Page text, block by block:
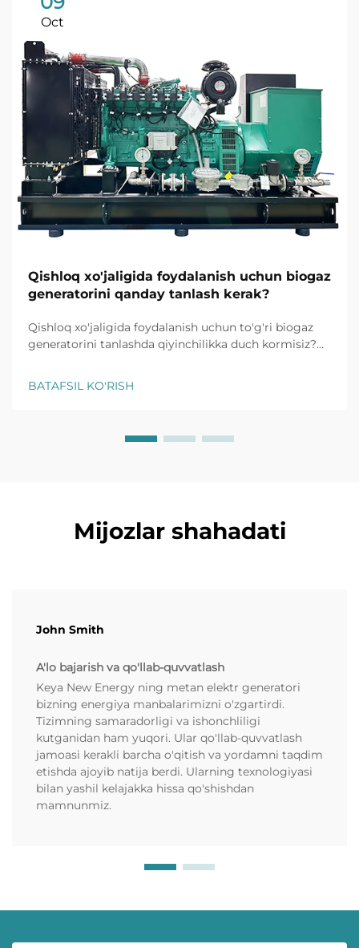
Oct
Qishloq xo'jaligida foydalanish uchun biogaz
generatorini qanday tanlash kerak?
Qishloq xo'jaligida foydalanish uchun to'g'ri biogaz
generatorini tanlashda qiyinchilikka duch kormisiz?
haqida ma'lumot oling. Bepul xaridorga nazorat
BATAFSIL KO'RISH
Mijozlar shahadati
John Smith
A'lo bajarish va qo'llab-quvvatlash
Keya New Energy ning metan elektr generatori
bizning energiya manbalarimizni o'zgartirdi.
Tizimning samaradorligi va ishonchliligi
kutganidan ham yuqori. Ular qo'llab-quvvatlash
jamoasi kerakli barcha o'qitish va yordamni taqdim
etishda ajoyib natija berdi. Ularning texnologiyasi
bilan yashil kelajakka hissa qo'shishdan
mamnunmiz.